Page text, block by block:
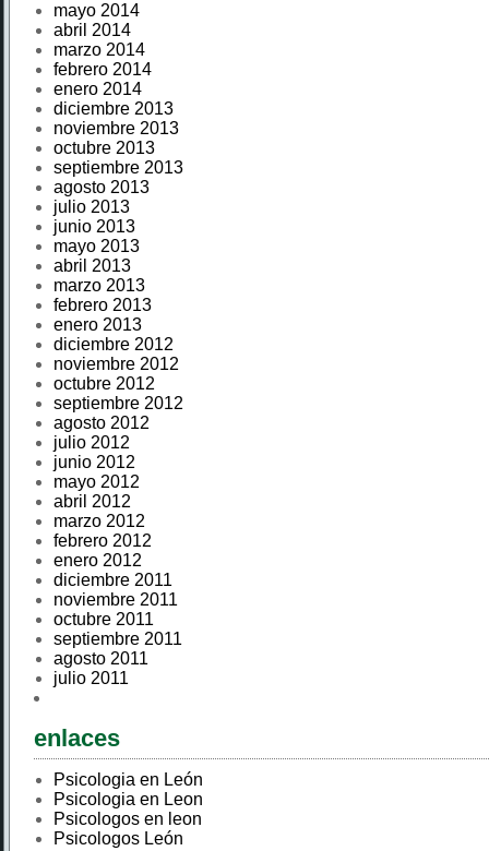
mayo 2014
abril 2014
marzo 2014
febrero 2014
enero 2014
diciembre 2013
noviembre 2013
octubre 2013
septiembre 2013
agosto 2013
julio 2013
junio 2013
mayo 2013
abril 2013
marzo 2013
febrero 2013
enero 2013
diciembre 2012
noviembre 2012
octubre 2012
septiembre 2012
agosto 2012
julio 2012
junio 2012
mayo 2012
abril 2012
marzo 2012
febrero 2012
enero 2012
diciembre 2011
noviembre 2011
octubre 2011
septiembre 2011
agosto 2011
julio 2011
enlaces
Psicologia en León
Psicologia en Leon
Psicologos en leon
Psicologos León